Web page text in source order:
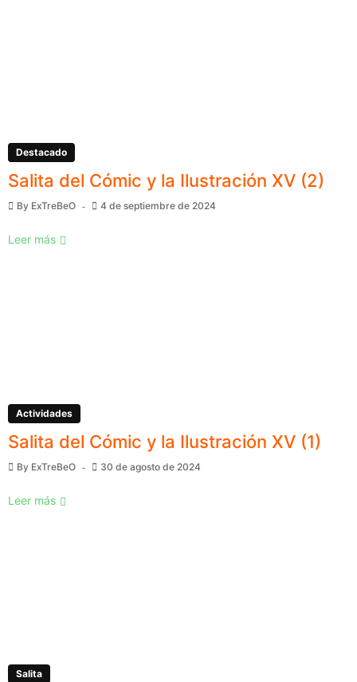
Destacado
Salita del Cómic y la Ilustración XV (2)
By ExTreBeO 4 de septiembre de 2024
Leer más
Actividades
Salita del Cómic y la Ilustración XV (1)
By ExTreBeO 30 de agosto de 2024
Leer más
Salita